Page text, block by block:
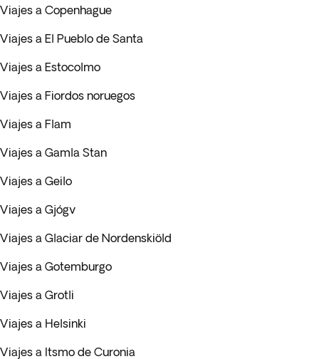
Viajes a Copenhague
Viajes a El Pueblo de Santa
Viajes a Estocolmo
Viajes a Fiordos noruegos
Viajes a Flam
Viajes a Gamla Stan
Viajes a Geilo
Viajes a Gjógv
Viajes a Glaciar de Nordenskiöld
Viajes a Gotemburgo
Viajes a Grotli
Viajes a Helsinki
Viajes a Itsmo de Curonia